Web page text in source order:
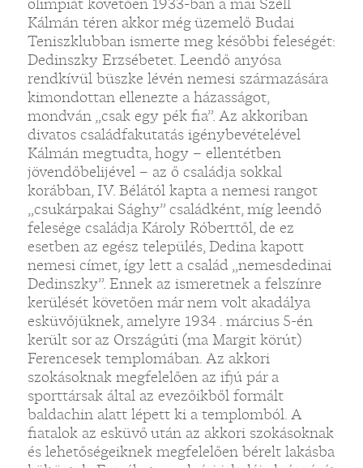
Kálmán téren akkor még üzemelő Budai
Teniszklubban ismerte meg későbbi feleségét:
Dedinszky Erzsébetet. Leendő anyósa
rendkívül büszke lévén nemesi származására
kimondottan ellenezte a házasságot,
mondván „csak egy pék fia”. Az akkoriban
divatos családfakutatás igénybevételével
Kálmán megtudta, hogy – ellentétben
jövendőbelijével – az ő családja sokkal
korábban, IV. Bélától kapta a nemesi rangot
„csukárpakai Sághy” családként, míg leendő
felesége családja Károly Róberttől, de ez
esetben az egész település, Dedina kapott
nemesi címet, így lett a család „nemesdedinai
Dedinszky”. Ennek az ismeretnek a felszínre
kerülését követően már nem volt akadálya
esküvőjüknek, amelyre 1934 . március 5-én
került sor az Országúti (ma Margit körút)
Ferencesek templomában. Az akkori
szokásoknak megfelelően az ifjú pár a
sporttársak által az evezőikből formált
baldachin alatt lépett ki a templomból. A
fiatalok az esküvő után az akkori szokásoknak
és lehetőségeiknek megfelelően bérelt lakásba